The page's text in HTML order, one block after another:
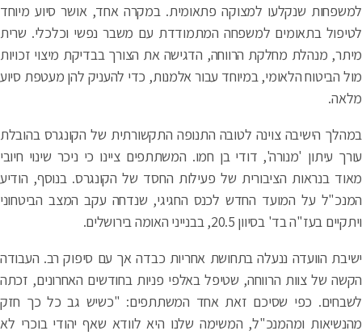
שנקלעו למצוקה פתאומית. במקרה אחד, אושר סיוע מיוחד
בתאומים למשפחה המתמודדת עם משבר נפשי וכלכלי. שרית
מנהלת מחלקת הרווחה, הדגישה את הצורך בבדיקת מיצוי זכויות
הביטוח הלאומי, במיוחד עבור אלמנות, כדי להעניק להן מעטפת סיוע
הישיבה צוינה לטובה התנופה התקשורתית של הקונגרס בהובלת
עיתון 'מנורה', דודי בן חמו. המשתתפים ציינו כי ניכר שינוי חיובי
בנראות הציבורית של פעילות החסד של הקונגרס. בנוסף, הודיע
על המועד החדש לכנס החגיגי, שנדחה עקב המצב הביטחוני
בעז"ה בד' בסיוון 20.5, בבנייני האומה בירושלים.
הוועדה ננעלה בתחושת אחריות כבדה אך עם סיפוק רב. העבודה
של צוות הרווחה, שטיפל באלפי פניות בחודשים האחרונים, זכתה
כפי שסיכם זאת אחד המשתתפים: "כשיש גב כל כך חזק
ומהמנכ"ל, המשימה שלנו היא לוודא שאף יהודי בוכרי לא